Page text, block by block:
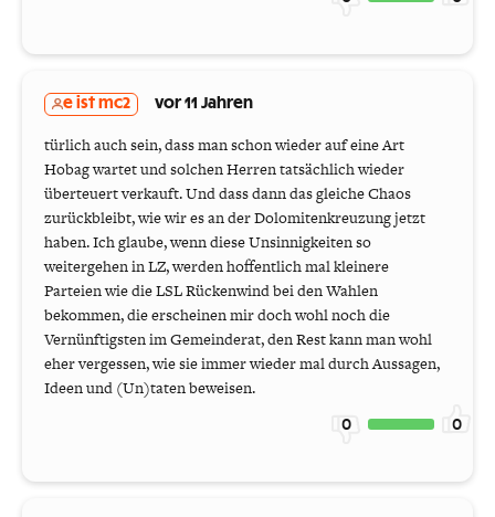
e ist mc2 vor 11 Jahren
türlich auch sein, dass man schon wieder auf eine Art
Hobag wartet und solchen Herren tatsächlich wieder
überteuert verkauft. Und dass dann das gleiche Chaos
zurückbleibt, wie wir es an der Dolomitenkreuzung jetzt
haben. Ich glaube, wenn diese Unsinnigkeiten so
weitergehen in LZ, werden hoffentlich mal kleinere
Parteien wie die LSL Rückenwind bei den Wahlen
bekommen, die erscheinen mir doch wohl noch die
Vernünftigsten im Gemeinderat, den Rest kann man wohl
eher vergessen, wie sie immer wieder mal durch Aussagen,
Ideen und (Un)taten beweisen.
0 0